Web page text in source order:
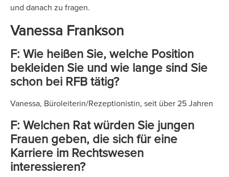
und danach zu fragen.
Vanessa Frankson
F: Wie heißen Sie, welche Position
bekleiden Sie und wie lange sind Sie
schon bei RFB tätig?
Vanessa, Büroleiterin/Rezeptionistin, seit über 25 Jahren
F: Welchen Rat würden Sie jungen
Frauen geben, die sich für eine
Karriere im Rechtswesen
interessieren?